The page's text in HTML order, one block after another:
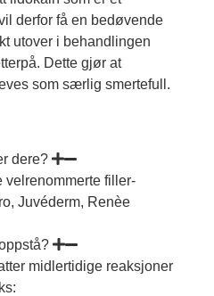
derfor få en bedøvende
utover i behandlingen
Dette gjør at
som særlig smertefull.
dere?
velrenommerte filler-
Juvéderm, Renèe
midlertidige reaksjoner